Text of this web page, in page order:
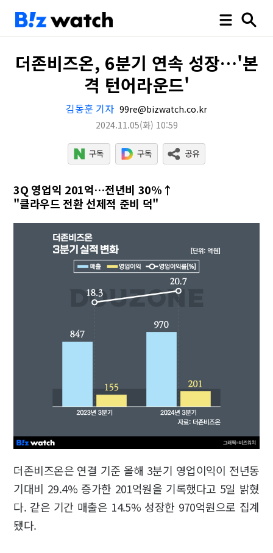
더존비즈온, 6분기 연속 성장…'본
격 턴어라운드'
김동훈 기자 99re@bizwatch.co.kr
2024.11.05(화) 10:59
3Q 영업익 201억…전년비 30%↑
"클라우드 전환 선제적 준비 덕"
더존비즈온은 연결 기준 올해 3분기 영업이익이 전년동
기대비 29.4% 증가한 201억원을 기록했다고 5일 밝혔
다. 같은 기간 매출은 14.5% 성장한 970억원으로 집계
됐다.